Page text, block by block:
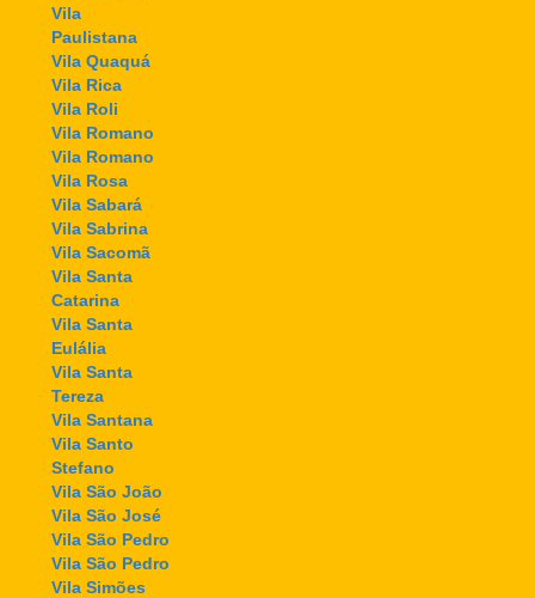
Vila
Paulistana
Vila Quaquá
Vila Rica
Vila Roli
Vila Romano
Vila Romano
Vila Rosa
Vila Sabará
Vila Sabrina
Vila Sacomã
Vila Santa
Catarina
Vila Santa
Eulália
Vila Santa
Tereza
Vila Santana
Vila Santo
Stefano
Vila São João
Vila São José
Vila São Pedro
Vila São Pedro
Vila Simões